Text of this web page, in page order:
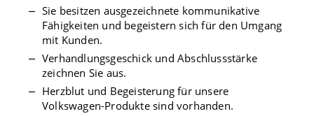
Sie besitzen ausgezeichnete kommunikative
Fähigkeiten und begeistern sich für den Umgang
mit Kunden.
Verhandlungsgeschick und Abschlussstärke
zeichnen Sie aus.
Herzblut und Begeisterung für unsere
Volkswagen-Produkte sind vorhanden.